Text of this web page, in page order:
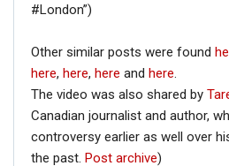
#London”)
Other similar posts were found
here, here, here and here
The video was also shared by
Canadian journalist and author,
controversy earlier as well over
the past. Post archive)